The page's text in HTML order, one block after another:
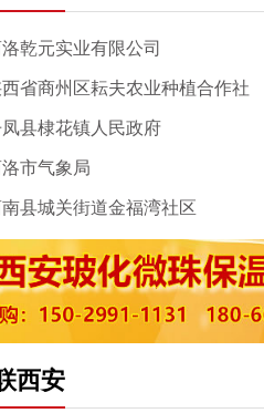
乾元实业有限公司
西省商州区耘夫农业种植合作社
县棣花镇人民政府
市气象局
县城关街道金福湾社区
西安